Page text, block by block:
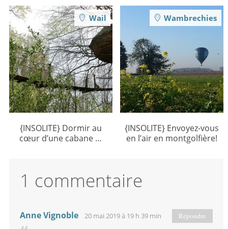
{INSOLITE} Dormir au
cœur d’une cabane …
Wail
{INSOLITE} Envoyez-vous
en l’air en montgolfière!
Wambrechies
1 commentaire
Anne Vignoble 20 mai 2019 à 19 h 39 min Répondre